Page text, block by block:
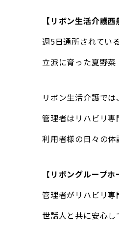
【リボン生活介護西
週5日通所されてい
立派に育った夏野菜
リボン生活介護で
管理者はリハビリ
利用者様の日々の体
【 リボングループホ
管理者がリハビリ専
世話人と共に安心し